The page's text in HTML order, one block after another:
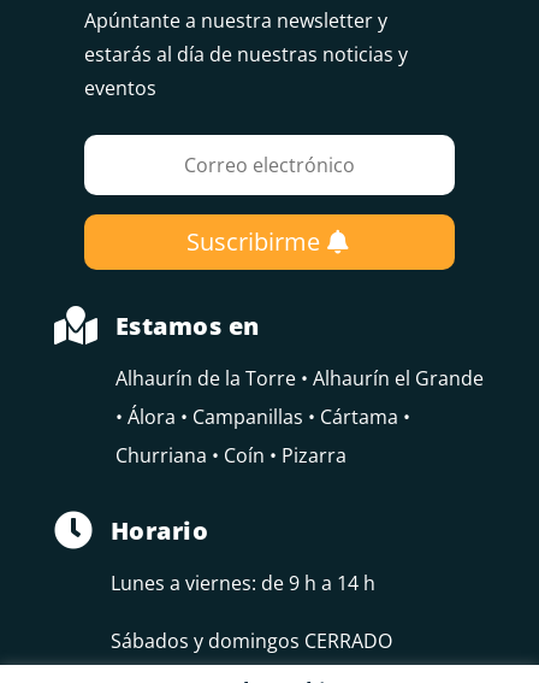
Apúntante a nuestra newsletter y
estarás al día de nuestras noticias y
eventos
Suscribirme
 Estamos en
Alhaurín de la Torre • Alhaurín el Grande
• Álora • Campanillas • Cártama •
Churriana • Coín • Pizarra
 Horario
Lunes a viernes: de 9 h a 14 h
Sábados y domingos CERRADO